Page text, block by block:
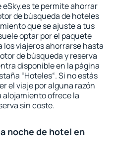
te permite ahorrar
de búsqueda de hoteles
que se ajuste a tus
optar por el paquete
los viajeros ahorrarse hasta
de búsqueda y reserva
disponible en la página
“Hoteles“. Si no estás
el viaje por alguna razón
alojamiento ofrece la
sin coste.
noche de hotel en